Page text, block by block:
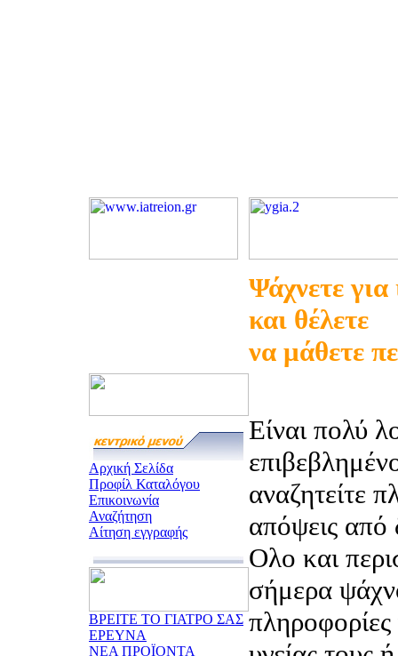
Αρχική Σελίδα
Προφίλ Καταλόγου
Επικοινωνία
Αναζήτηση
Αίτηση εγγραφής
ΒΡΕΙΤΕ ΤΟ ΓΙΑΤΡΟ ΣΑΣ
ΕΡΕΥΝΑ
ΝΕΑ ΠΡΟΪΟΝΤΑ
Ψάχνετε
και θέλετε
να μάθετε
Είναι πολύ
αναζητείτε
απόψεις από
Ολο και
σήμερα